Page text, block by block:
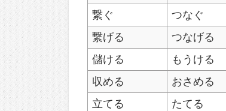
繋ぐ
つなぐ
繋げる
つなげる
儲ける
もうける
収める
おさめる
立てる
たてる